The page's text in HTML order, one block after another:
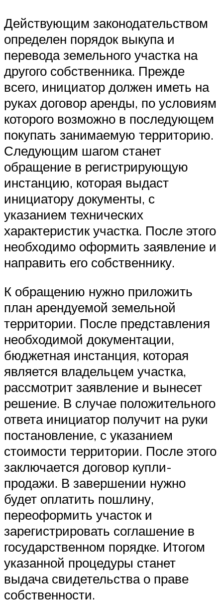
Действующим законодательством
определен порядок выкупа и
перевода земельного участка на
другого собственника. Прежде
всего, инициатор должен иметь на
руках договор аренды, по условиям
которого возможно в последующем
покупать занимаемую территорию.
Следующим шагом станет
обращение в регистрирующую
инстанцию, которая выдаст
инициатору документы, с
указанием технических
характеристик участка. После этого
необходимо оформить заявление и
направить его собственнику.
К обращению нужно приложить
план арендуемой земельной
территории. После представления
необходимой документации,
бюджетная инстанция, которая
является владельцем участка,
рассмотрит заявление и вынесет
решение. В случае положительного
ответа инициатор получит на руки
постановление, с указанием
стоимости территории. После этого
заключается договор купли-
продажи. В завершении нужно
будет оплатить пошлину,
переоформить участок и
зарегистрировать соглашение в
государственном порядке. Итогом
указанной процедуры станет
выдача свидетельства о праве
собственности.